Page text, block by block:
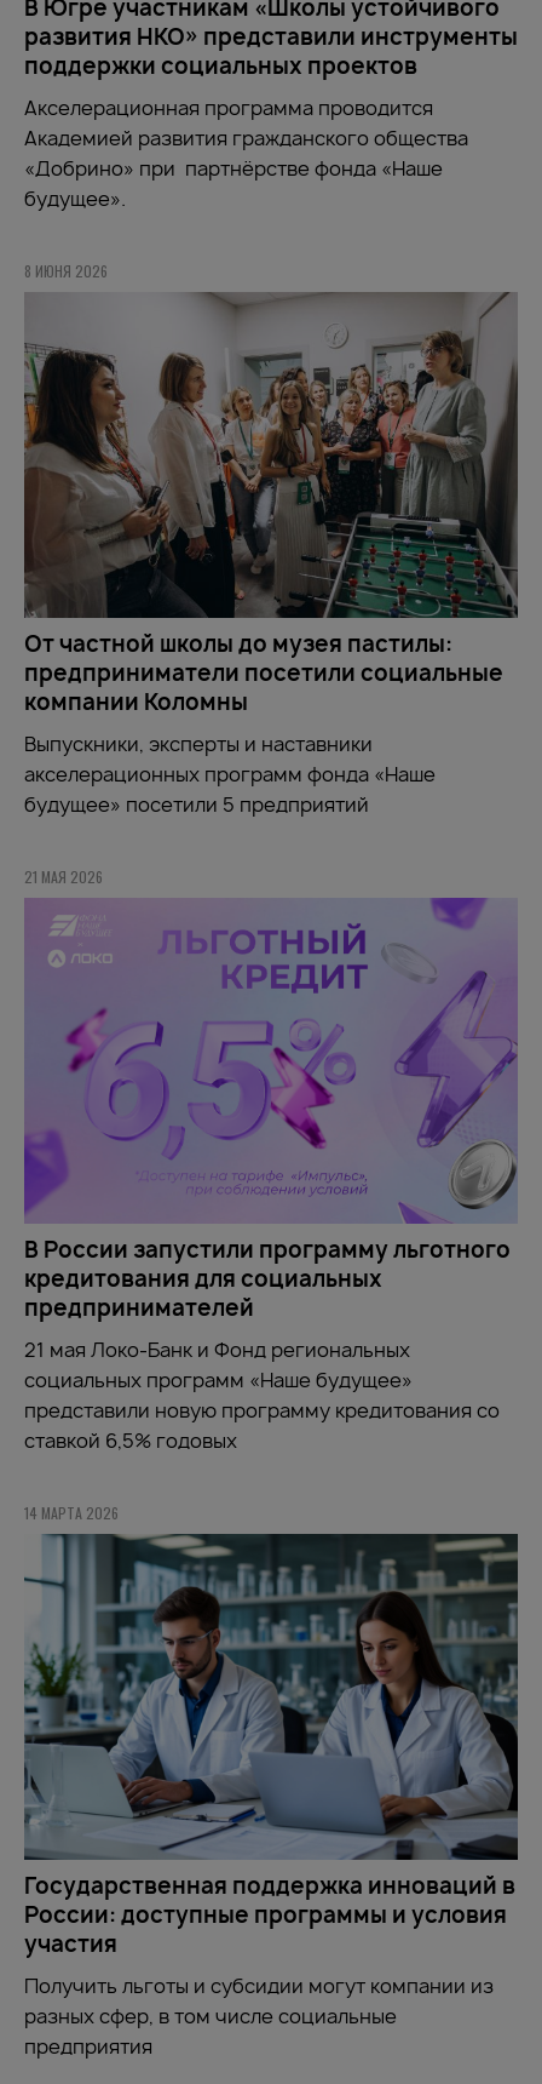
В Югре участникам «Школы устойчивого
развития НКО» представили инструменты
поддержки социальных проектов
Акселерационная программа проводится
Академией развития гражданского общества
«Добрино» при партнёрстве фонда «Наше
будущее».
8 ИЮНЯ 2026
От частной школы до музея пастилы:
предприниматели посетили социальные
компании Коломны
Выпускники, эксперты и наставники
акселерационных программ фонда «Наше
будущее» посетили 5 предприятий
21 МАЯ 2026
В России запустили программу льготного
кредитования для социальных
предпринимателей
21 мая Локо-Банк и Фонд региональных
социальных программ «Наше будущее»
представили новую программу кредитования со
ставкой 6,5% годовых
14 МАРТА 2026
Государственная поддержка инноваций в
России: доступные программы и условия
участия
Получить льготы и субсидии могут компании из
разных сфер, в том числе социальные
предприятия